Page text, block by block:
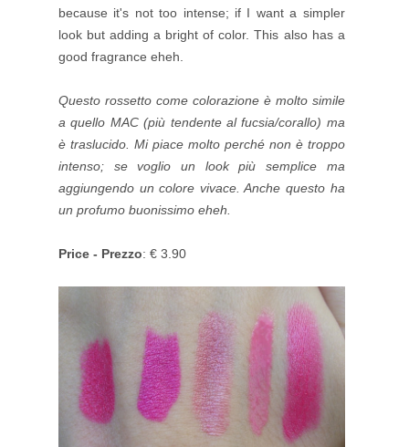
because it's not too intense; if I want a simpler
look but adding a bright of color. This also has a
good fragrance eheh.
Questo rossetto come colorazione è molto simile
a quello MAC (più tendente al fucsia/corallo) ma
è traslucido. Mi piace molto perché non è troppo
intenso; se voglio un look più semplice ma
aggiungendo un colore vivace. Anche questo ha
un profumo buonissimo eheh.
Price - Prezzo: € 3.90